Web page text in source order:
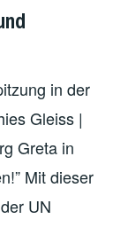
in der
Gleiss |
Greta in
Mit dieser
UN